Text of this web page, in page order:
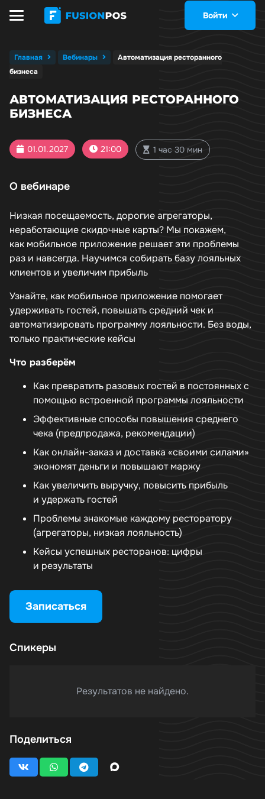
Войти
Главная Вебинары
Автоматизация ресторанного
бизнеса
АВТОМАТИЗАЦИЯ РЕСТОРАННОГО
БИЗНЕСА
01.01.2027 21:00 1 час 30 мин
О вебинаре
Низкая посещаемость, дорогие агрегаторы,
неработающие скидочные карты? Мы покажем,
как мобильное приложение решает эти проблемы
раз и навсегда. Научимся собирать базу лояльных
клиентов и увеличим прибыль
Узнайте, как мобильное приложение помогает
удерживать гостей, повышать средний чек и
автоматизировать программу лояльности. Без воды,
только практические кейсы
Что разберём
Как превратить разовых гостей в постоянных с
помощью встроенной программы лояльности
Эффективные способы повышения среднего
чека (предпродажа, рекомендации)
Как онлайн-заказ и доставка «своими силами»
экономят деньги и повышают маржу
Как увеличить выручку, повысить прибыль
и удержать гостей
Проблемы знакомые каждому ресторатору
(агрегаторы, низкая лояльность)
Кейсы успешных ресторанов: цифры
и результаты
Записаться
Спикеры
Результатов не найдено.
Поделиться